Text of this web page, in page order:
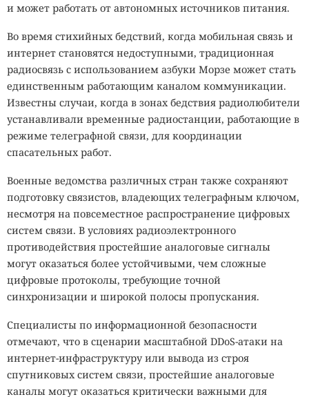
и может работать от автономных источников питания.
Во время стихийных бедствий, когда мобильная связь и
интернет становятся недоступными, традиционная
радиосвязь с использованием азбуки Морзе может стать
единственным работающим каналом коммуникации.
Известны случаи, когда в зонах бедствия радиолюбители
устанавливали временные радиостанции, работающие в
режиме телеграфной связи, для координации
спасательных работ.
Военные ведомства различных стран также сохраняют
подготовку связистов, владеющих телеграфным ключом,
несмотря на повсеместное распространение цифровых
систем связи. В условиях радиоэлектронного
противодействия простейшие аналоговые сигналы
могут оказаться более устойчивыми, чем сложные
цифровые протоколы, требующие точной
синхронизации и широкой полосы пропускания.
Специалисты по информационной безопасности
отмечают, что в сценарии масштабной DDoS-атаки на
интернет-инфраструктуру или вывода из строя
спутниковых систем связи, простейшие аналоговые
каналы могут оказаться критически важными для